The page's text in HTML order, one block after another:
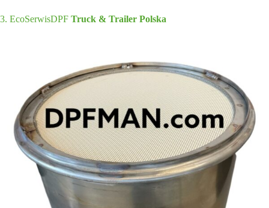
3. EcoSerwisDPF Truck & Trailer Polska